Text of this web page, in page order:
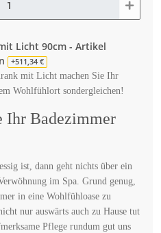
Licht 90cm - Artikel
+511,34 €
mit Licht machen Sie Ihr
Wohlfühlort sondergleichen!
Ihr Badezimmer
ist, dann geht nichts über ein
im Spa. Grund genug,
in eine Wohlfühloase zu
nur auswärts auch zu Hause tut
Pflege rundum gut uns